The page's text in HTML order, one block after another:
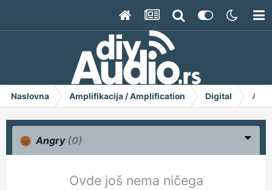
Naslovna Amplifikacija / Amplification Digital
Angry (0)
Ovde još nema ničega